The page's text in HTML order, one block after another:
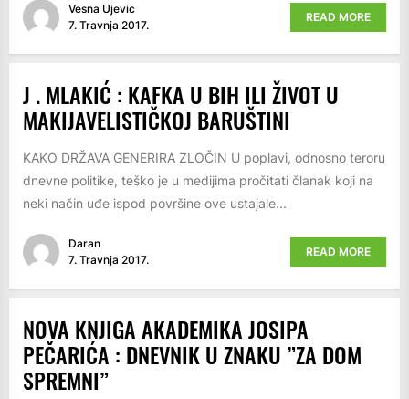
Vesna Ujevic
7. Travnja 2017.
READ MORE
J . MLAKIĆ : KAFKA U BIH ILI ŽIVOT U
MAKIJAVELISTIČKOJ BARUŠTINI
KAKO DRŽAVA GENERIRA ZLOČIN U poplavi, odnosno teroru
dnevne politike, teško je u medijima pročitati članak koji na
neki način uđe ispod površine ove ustajale...
Daran
7. Travnja 2017.
READ MORE
NOVA KNJIGA AKADEMIKA JOSIPA
PEČARIĆA : DNEVNIK U ZNAKU ”ZA DOM
SPREMNI”